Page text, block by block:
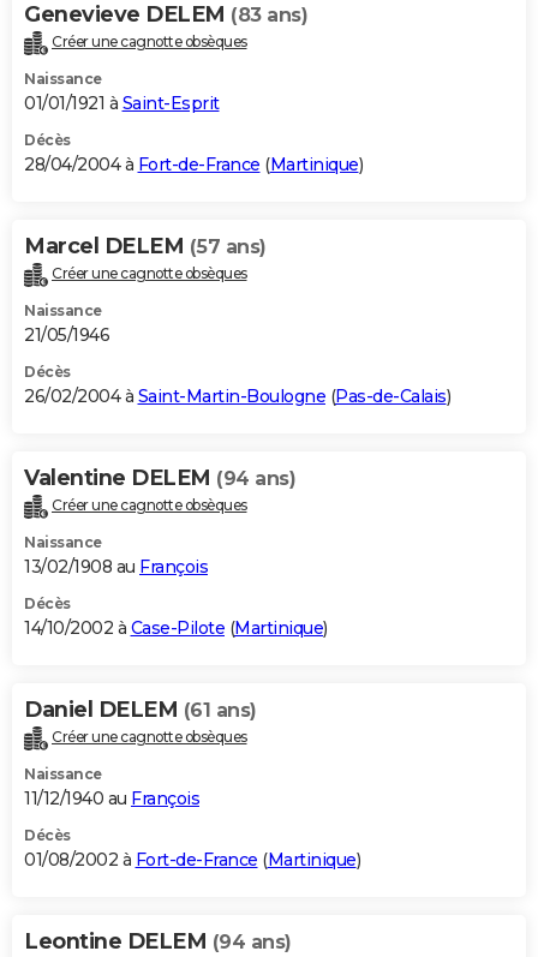
Genevieve DELEM (83 ans)
Créer une cagnotte obsèques
Naissance
01/01/1921 à Saint-Esprit
Décès
28/04/2004 à Fort-de-France (Martinique)
Marcel DELEM (57 ans)
Créer une cagnotte obsèques
Naissance
21/05/1946
Décès
26/02/2004 à Saint-Martin-Boulogne (Pas-de-Calais)
Valentine DELEM (94 ans)
Créer une cagnotte obsèques
Naissance
13/02/1908 au François
Décès
14/10/2002 à Case-Pilote (Martinique)
Daniel DELEM (61 ans)
Créer une cagnotte obsèques
Naissance
11/12/1940 au François
Décès
01/08/2002 à Fort-de-France (Martinique)
Leontine DELEM (94 ans)